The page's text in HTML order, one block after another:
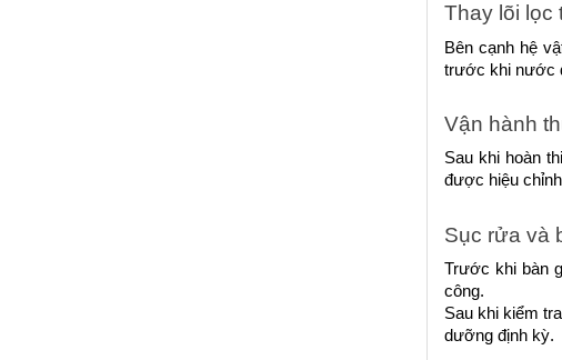
Thay lõi lọc
Bên cạnh hệ
trước khi nước
Vận hành
Sau khi hoàn
được hiệu
Sục rửa và
Trước khi bàn
công.
Sau khi kiểm
dưỡng định kỳ.